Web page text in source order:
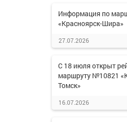
Информация по
«Красноярск-Шира»
27.07.2026
С 18 июля открыт
маршруту №10821
Томск»
16.07.2026